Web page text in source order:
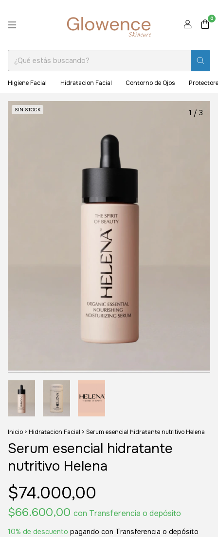
0
Higiene Facial Hidratacion Facial Contorno de Ojos
SIN STOCK 1 / 3
Inicio > Hidratacion Facial > Serum esencial hidratante nutritivo Helena
Serum esencial hidratante
nutritivo Helena
$74.000,00
$66.600,00 con Transferencia o depósito
10% de descuento pagando con Transferencia o depósito